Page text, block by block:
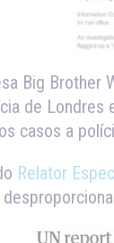
Big
de Londres
casos a
Relator